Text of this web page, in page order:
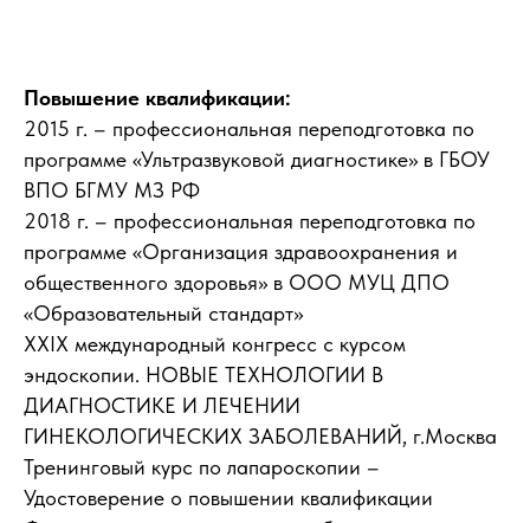
Повышение квалификации:
2015 г. – профессиональная переподготовка по
программе «Ультразвуковой диагностике» в ГБОУ
ВПО БГМУ МЗ РФ
2018 г. – профессиональная переподготовка по
программе «Организация здравоохранения и
общественного здоровья» в ООО МУЦ ДПО
«Образовательный стандарт»
XXIX международный конгресс с курсом
эндоскопии. НОВЫЕ ТЕХНОЛОГИИ В
ДИАГНОСТИКЕ И ЛЕЧЕНИИ
ГИНЕКОЛОГИЧЕСКИХ ЗАБОЛЕВАНИЙ, г.Москва
Тренинговый курс по лапароскопии –
Удостоверение о повышении квалификации